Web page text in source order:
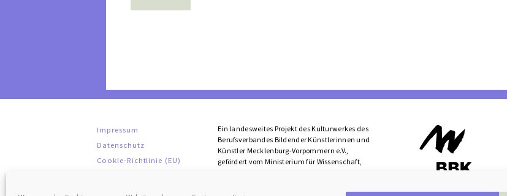
Impressum
Datenschutz
Cookie-Richtlinie (EU)
Ein landesweites Projekt des Kulturwerkes des
Berufsverbandes Bildender Künstlerinnen und
Künstler Mecklenburg-Vorpommern e.V.,
gefördert vom Ministerium für Wissenschaft,